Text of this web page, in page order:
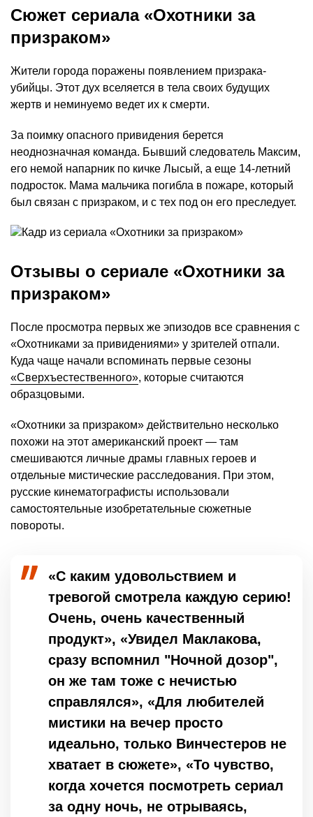
Сюжет сериала «Охотники за
призраком»
Жители города поражены появлением призрака-
убийцы. Этот дух вселяется в тела своих будущих
жертв и неминуемо ведет их к смерти.
За поимку опасного привидения берется
неоднозначная команда. Бывший следователь Максим,
его немой напарник по кичке Лысый, а еще 14-летний
подросток. Мама мальчика погибла в пожаре, который
был связан с призраком, и с тех под он его преследует.
Отзывы о сериале «Охотники за
призраком»
После просмотра первых же эпизодов все сравнения с
«Охотниками за привидениями» у зрителей отпали.
Куда чаще начали вспоминать первые сезоны
«Сверхъестественного», которые считаются
образцовыми.
«Охотники за призраком» действительно несколько
похожи на этот американский проект — там
смешиваются личные драмы главных героев и
отдельные мистические расследования. При этом,
русские кинематографисты использовали
самостоятельные изобретательные сюжетные
повороты.
«С каким удовольствием и
тревогой смотрела каждую серию!
Очень, очень качественный
продукт», «Увидел Маклакова,
сразу вспомнил "Ночной дозор",
он же там тоже с нечистью
справлялся», «Для любителей
мистики на вечер просто
идеально, только Винчестеров не
хватает в сюжете», «То чувство,
когда хочется посмотреть сериал
за одну ночь, не отрываясь,